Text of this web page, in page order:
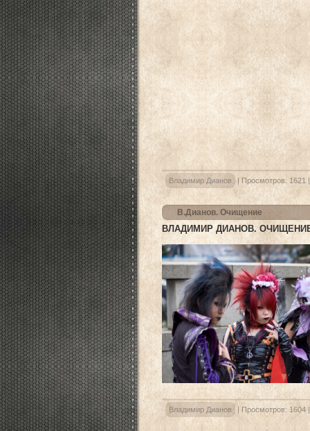
Владимир Дианов |Просмотров: 1621
В.Дианов. Очищение
ВЛАДИМИР ДИАНОВ.
Владимир Дианов | Просмотров: 1604